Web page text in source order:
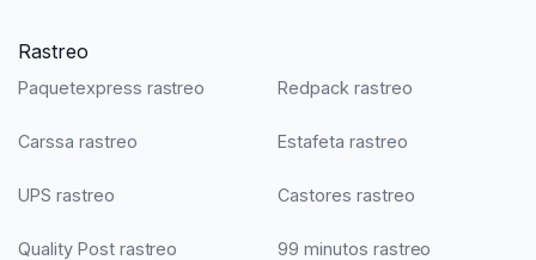
Rastreo
Paquetexpress rastreo Redpack rastreo
Carssa rastreo Estafeta rastreo
UPS rastreo Castores rastreo
Quality Post rastreo 99 minutos rastreo